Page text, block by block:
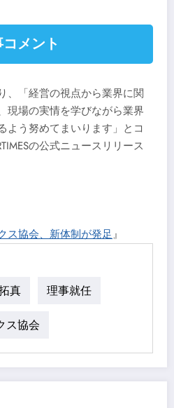
メント
、「経営の視点から業界に関
現場の実情を学びながら業界
よう努めてまいります」とコ
の公式ニュースリリース
ス協会、新体制が発足』
真 理事就任
ス協会